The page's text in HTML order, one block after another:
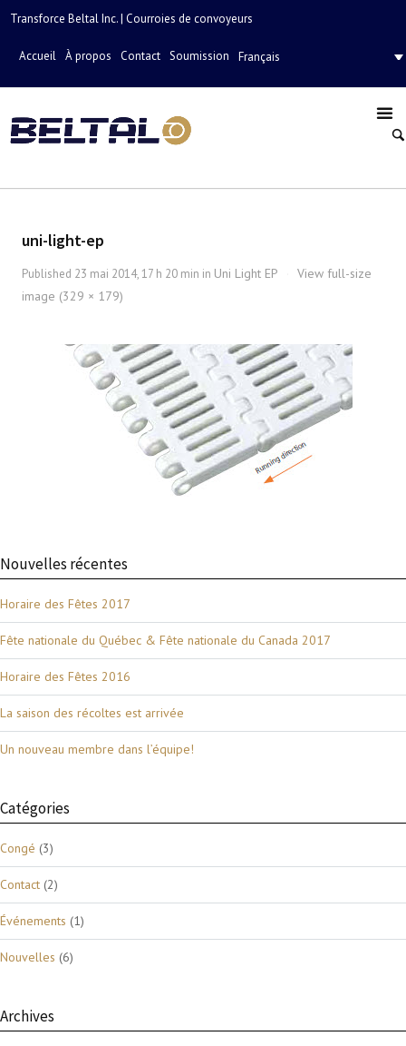
Transforce Beltal Inc. | Courroies de convoyeurs
Accueil À propos Contact Soumission Français
uni-light-ep
Published 23 mai 2014, 17 h 20 min in Uni Light EP
View full-size
image (329 × 179)
Nouvelles récentes
Horaire des Fêtes 2017
Fête nationale du Québec & Fête nationale du Canada 2017
Horaire des Fêtes 2016
La saison des récoltes est arrivée
Un nouveau membre dans l’équipe!
Catégories
Congé (3)
Contact (2)
Événements (1)
Nouvelles (6)
Archives